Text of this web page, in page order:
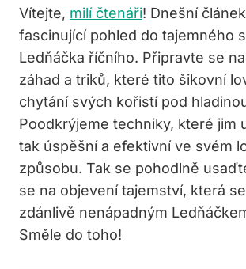
Vítejte, milí čtenáři! Dnešní
fascinující pohled do tajemného
Ledňáčka říčního. Připravte se
záhad a triků, které tito šikovní
chytání svých kořistí pod
Poodkrýjeme techniky, které jim
tak úspěšní a efektivní ve svém
způsobu. Tak se pohodlně
se na objevení tajemství, která
zdánlivě nenápadným
Směle do toho!